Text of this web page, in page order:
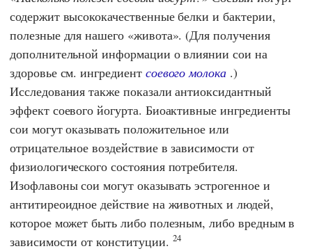
содержит высококачественные белки и бактерии,
полезные для нашего «живота». (Для получения
дополнительной информации о влиянии сои на
здоровье см. ингредиент соевого молока.)
Исследования также показали антиоксидантный
эффект соевого йогурта. Биоактивные ингредиенты
сои могут оказывать положительное или
отрицательное воздействие в зависимости от
физиологического состояния потребителя.
Изофлавоны сои могут оказывать эстрогенное и
антитиреоидное действие на животных и людей,
которое может быть либо полезным, либо вредным в
зависимости от конституции. 24